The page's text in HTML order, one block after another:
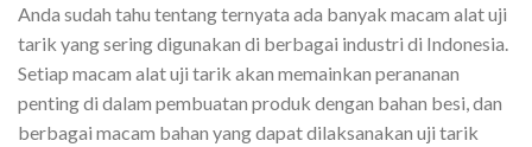
Anda sudah tahu tentang ternyata ada banyak macam alat uji
tarik yang sering digunakan di berbagai industri di Indonesia.
Setiap macam alat uji tarik akan memainkan perananan
penting di dalam pembuatan produk dengan bahan besi, dan
berbagai macam bahan yang dapat dilaksanakan uji tarik